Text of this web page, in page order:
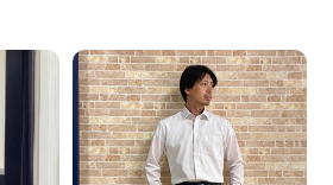
機能性を追及した 価値ある逸品を
身生地にシンプルな 白ボタンを配